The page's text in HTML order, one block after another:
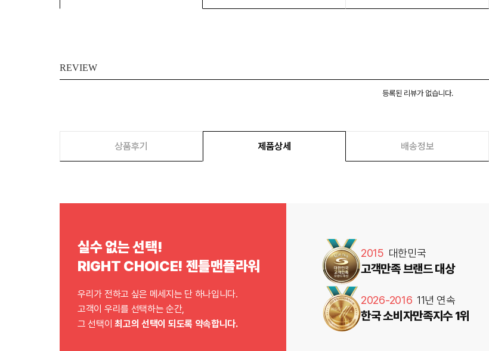
REVIEW
등록된 리뷰가 없습니다.
상품후기 제품상세 배송정보
실수 없는 선택!
RIGHT CHOICE! 젠틀맨플라워
우리가 전하고 싶은 메세지는 단 하나입니다.
고객이 우리를 선택하는 순간,
그 선택이최고의 선택이 되도록 약속합니다.
2015 대한민국
고객만족 브랜드 대상
2026-2016 11년 연속
한국 소비자만족지수 1위